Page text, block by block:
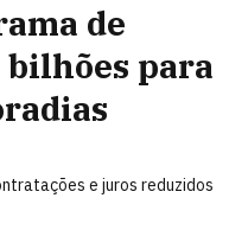
de
bilhões para
e juros reduzidos